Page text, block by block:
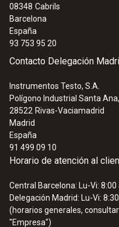
08348 Cabrils
Barcelona
España
93 753 95 20
Contacto Delegación
Instrumentos Testo, S.A.
Polígono Industrial Santa
28522 Rivas-Vaciamadrid
Madrid
España
91 499 09 10
Horario de atención al
Central Barcelona: Lu-Vi:
Delegación Madrid: Lu-Vi:
(horarios generales,
"Empresa")